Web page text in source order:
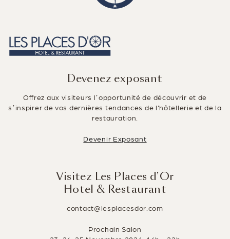
Devenez exposant
Offrez aux visiteurs l’opportunité de découvrir et de
s’inspirer de vos dernières tendances de l'hôtellerie et de la
restauration.
Devenir Exposant
Visitez Les Places d’Or
Hotel & Restaurant
contact@lesplacesdor.com
Prochain Salon